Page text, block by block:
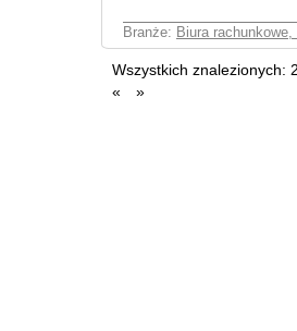
Branże: Biura
Wszystkich znalezionych:
«
»